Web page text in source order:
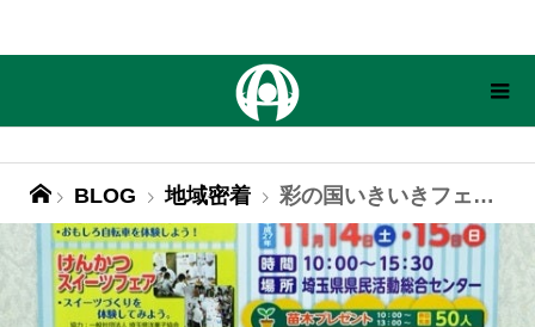
BLOG 地域密着 彩の国いきいきフェスティバル